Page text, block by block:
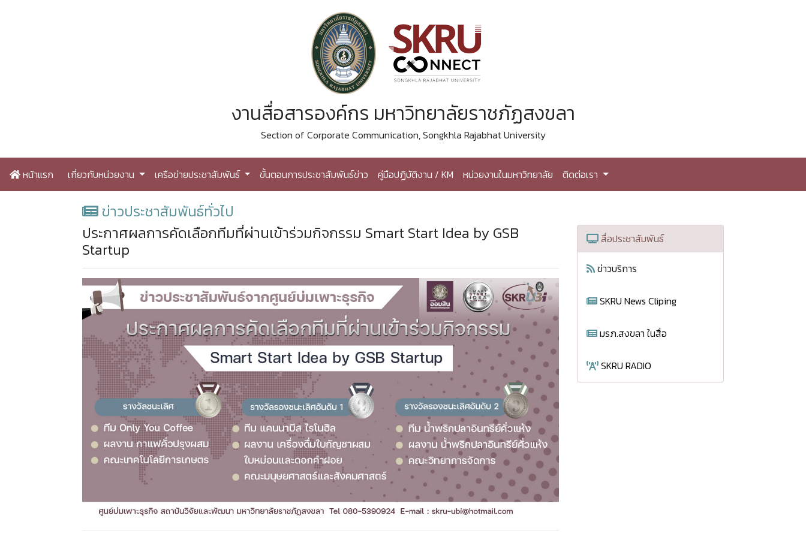
งานสื่อสารองค์กร มหาวิทยาลัยราชภัฏสงขลา
Section of Corporate Communication, Songkhla Rajabhat University
หน้าแรก เกี่ยวกับหน่วยงาน เครือข่ายประชาสัมพันธ์ ขั้นตอนการประชาสัมพันธ์ข่าว คู่มือปฏิบัติงาน / KM หน่วยงานในมหาวิทยาลัย ติดต่อเรา
ข่าวประชาสัมพันธ์ทั่วไป
ประกาศผลการคัดเลือกทีมที่ผ่านเข้าร่วมกิจกรรม Smart Start Idea by GSB
Startup
สื่อประชาสัมพันธ์
ข่าวบริการ
SKRU News Cliping
มรภ.สงขลา ในสื่อ
SKRU RADIO